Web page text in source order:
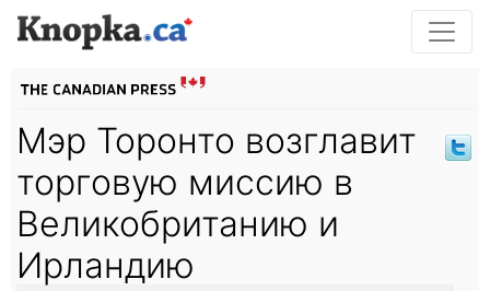
Мэр Торонто возглавит
торговую миссию в
Великобританию и
Ирландию